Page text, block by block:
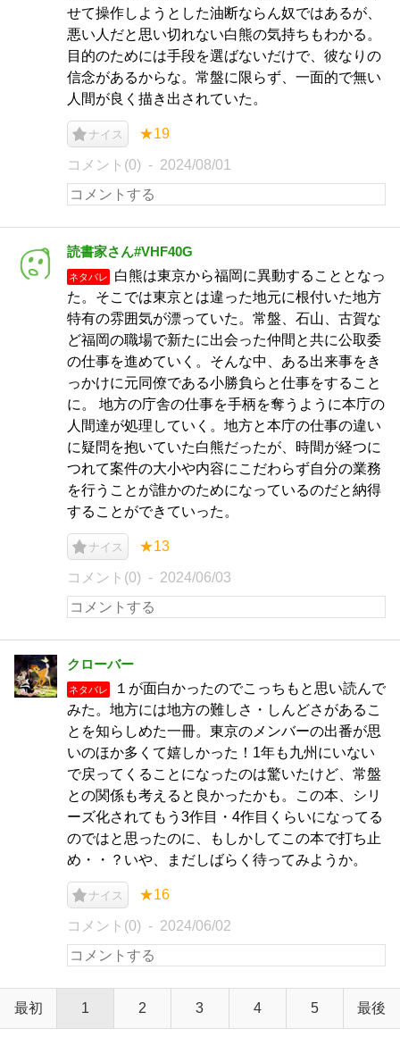
せて操作しようとした油断ならん奴ではあるが、
悪い人だと思い切れない白熊の気持ちもわかる。
目的のためには手段を選ばないだけで、彼なりの
信念があるからな。常盤に限らず、一面的で無い
人間が良く描き出されていた。
ナイス ★19
コメント(0) 2024/08/01
読書家さん#VHF40G
ネタバレ
白熊は東京から福岡に異動することとなっ
た。そこでは東京とは違った地元に根付いた地方
特有の雰囲気が漂っていた。常盤、石山、古賀な
ど福岡の職場で新たに出会った仲間と共に公取委
の仕事を進めていく。そんな中、ある出来事をき
っかけに元同僚である小勝負らと仕事をすること
に。 地方の庁舎の仕事を手柄を奪うように本庁の
人間達が処理していく。地方と本庁の仕事の違い
に疑問を抱いていた白熊だったが、時間が経つに
つれて案件の大小や内容にこだわらず自分の業務
を行うことが誰かのためになっているのだと納得
することができていった。
ナイス ★13
コメント(0) 2024/06/03
クローバー
ネタバレ
１が面白かったのでこっちもと思い読んで
みた。地方には地方の難しさ・しんどさがあるこ
とを知らしめた一冊。東京のメンバーの出番が思
いのほか多くて嬉しかった！1年も九州にいない
で戻ってくることになったのは驚いたけど、常盤
との関係も考えると良かったかも。この本、シリ
ーズ化されてもう3作目・4作目くらいになってる
のではと思ったのに、もしかしてこの本で打ち止
め・・？いや、まだしばらく待ってみようか。
ナイス ★16
コメント(0) 2024/06/02
最初 1 2 3 4 5 最後